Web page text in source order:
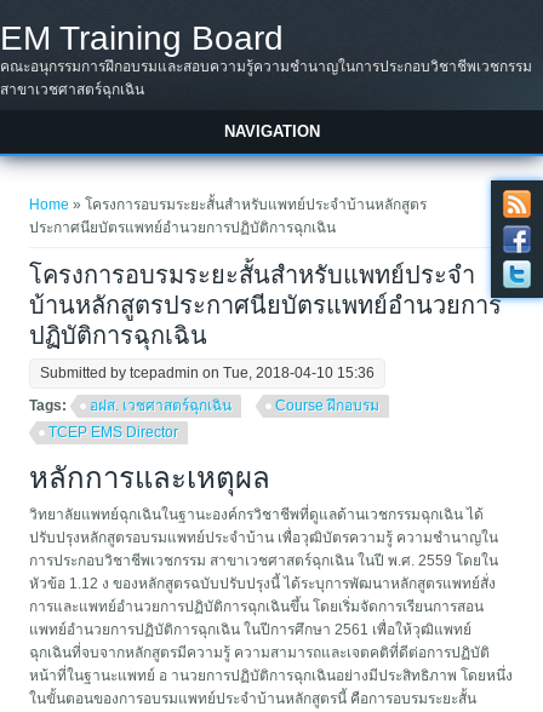
EM Training Board
คณะอนุกรรมการฝึกอบรมและสอบความรู้ความชำนาญในการประกอบวิชาชีพเวชกรรม
สาขาเวชศาสตร์ฉุกเฉิน
NAVIGATION
You are here
Home » โครงการอบรมระยะสั้นสำหรับแพทย์ประจำบ้านหลักสูตร
ประกาศนียบัตรแพทย์อำนวยการปฏิบัติการฉุกเฉิน
โครงการอบรมระยะสั้นสำหรับแพทย์ประจำ
บ้านหลักสูตรประกาศนียบัตรแพทย์อำนวยการ
ปฏิบัติการฉุกเฉิน
Submitted bytcepadmin on Tue, 2018-04-10 15:36
Tags:
อฝส. เวชศาสตร์ฉุกเฉิน
Course ฝึกอบรม
TCEP EMS Director
หลักการและเหตุผล
วิทยาลัยแพทย์ฉุกเฉินในฐานะองค์กรวิชาชีพที่ดูแลด้านเวชกรรมฉุกเฉิน ได้
ปรับปรุงหลักสูตรอบรมแพทย์ประจำบ้าน เพื่อวุฒิบัตรความรู้ ความชำนาญใน
การประกอบวิชาชีพเวชกรรม สาขาเวชศาสตร์ฉุกเฉิน ในปี พ.ศ. 2559 โดยใน
หัวข้อ 1.12 ง ของหลักสูตรฉบับปรับปรุงนี้ ได้ระบุการพัฒนาหลักสูตรแพทย์สั่ง
การและแพทย์อำนวยการปฏิบัติการฉุกเฉินขึ้น โดยเริ่มจัดการเรียนการสอน
แพทย์อำนวยการปฏิบัติการฉุกเฉิน ในปีการศึกษา 2561 เพื่อให้วุฒิแพทย์
ฉุกเฉินที่จบจากหลักสูตรมีความรู้ ความสามารถและเจตคติที่ดีต่อการปฏิบัติ
หน้าที่ในฐานะแพทย์ อ านวยการปฏิบัติการฉุกเฉินอย่างมีประสิทธิภาพ โดยหนึ่ง
ในขั้นตอนของการอบรมแพทย์ประจำบ้านหลักสูตรนี้ คือการอบรมระยะสั้น